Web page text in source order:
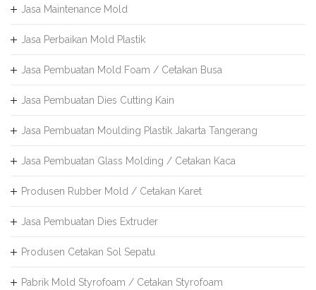
Jasa Maintenance Mold
Jasa Perbaikan Mold Plastik
Jasa Pembuatan Mold Foam / Cetakan Busa
Jasa Pembuatan Dies Cutting Kain
Jasa Pembuatan Moulding Plastik Jakarta Tangerang
Jasa Pembuatan Glass Molding / Cetakan Kaca
Produsen Rubber Mold / Cetakan Karet
Jasa Pembuatan Dies Extruder
Produsen Cetakan Sol Sepatu
Pabrik Mold Styrofoam / Cetakan Styrofoam